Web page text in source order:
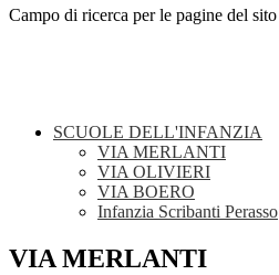
Campo di ricerca per le pagine del sito
SCUOLE DELL'INFANZIA
VIA MERLANTI
VIA OLIVIERI
VIA BOERO
Infanzia Scribanti Perasso
VIA MERLANTI